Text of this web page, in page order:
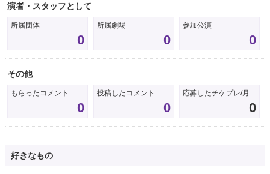
演者・スタッフとして
所属団体
0
所属劇場
0
参加公演
0
その他
もらったコメント
0
投稿したコメント
0
応募したチケプレ/月
0
好きなもの